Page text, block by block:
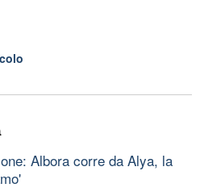
Albora corre da Alya, la